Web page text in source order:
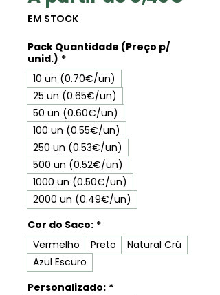
EM STOCK
Pack Quantidade (Preço p/
unid.) *
10 un (0.70€/un)
25 un (0.65€/un)
50 un (0.60€/un)
100 un (0.55€/un)
250 un (0.53€/un)
500 un (0.52€/un)
1000 un (0.50€/un)
2000 un (0.49€/un)
Cor do Saco: *
Vermelho
Preto
Natural Crú
Azul Escuro
Personalizado: *